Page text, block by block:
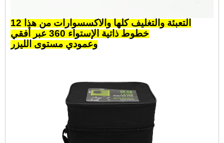
التعبئة والتغليف كلها والاكسسوارات من هذا 12
خطوط ذاتية الإستواء 360 عبر أفقي
وعمودي مستوى الليزر